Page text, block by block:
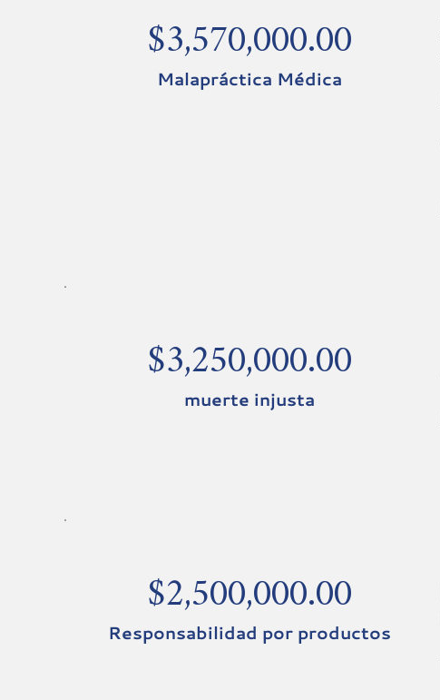
$3,570,000.00
Malapráctica Médica
$3,250,000.00
muerte injusta
$2,500,000.00
Responsabilidad por productos